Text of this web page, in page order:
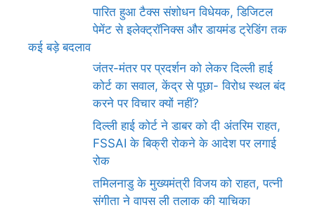
पारित हुआ टैक्स संशोधन विधेयक, डिजिटल
पेमेंट से इलेक्ट्रॉनिक्स और डायमंड ट्रेडिंग तक
कई बड़े बदलाव
जंतर-मंतर पर प्रदर्शन को लेकर दिल्ली हाई
कोर्ट का सवाल, केंद्र से पूछा- विरोध स्थल बंद
करने पर विचार क्यों नहीं?
दिल्ली हाई कोर्ट ने डाबर को दी अंतरिम राहत,
FSSAI के बिक्री रोकने के आदेश पर लगाई
रोक
तमिलनाडु के मुख्यमंत्री विजय को राहत, पत्नी
संगीता ने वापस ली तलाक की याचिका